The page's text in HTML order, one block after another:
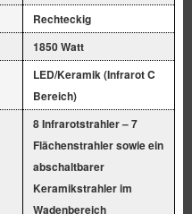
Rechteckig
1850 Watt
LED/Keramik (Infrarot C
Bereich)
8 Infrarotstrahler – 7
Flächenstrahler sowie ein
abschaltbarer
Keramikstrahler im
Wadenbereich